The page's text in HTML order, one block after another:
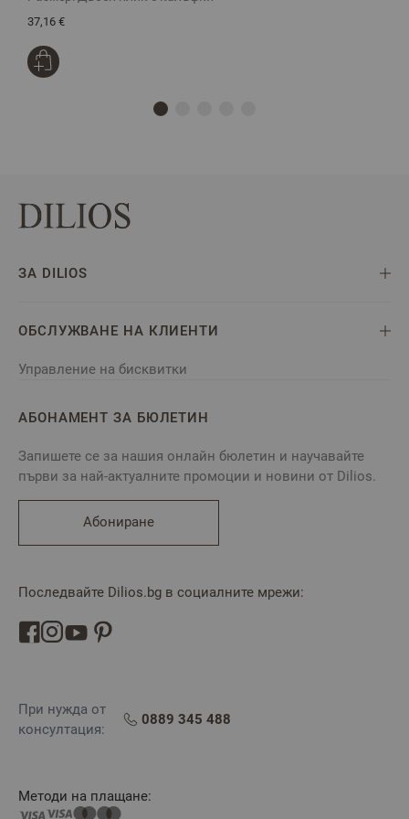
37,16 €
ЗА DILIOS
ОБСЛУЖВАНЕ НА КЛИЕНТИ
Управление на бисквитки
АБОНАМЕНТ ЗА БЮЛЕТИН
Запишете се за нашия онлайн бюлетин и научавайте
първи за най-актуалните промоции и новини от Dilios.
Абониране
Последвайте Dilios.bg в социалните мрежи:
При нужда от
консултация:
0889 345 488
Методи на плащане: